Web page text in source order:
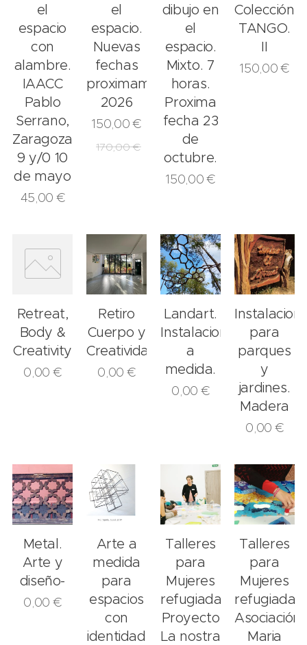
el
espacio
con
alambre.
IAACC
Pablo
Serrano,
Zaragoza.
9 y/0 10
de mayo
45,00 €
el
espacio.
Nuevas
fechas
proximamente.
2026
150,00€
170,00€
dibujo en
el
espacio.
Mixto. 7
horas.
Proxima
fecha 23
de
octubre.
150,00€
Colección
TANGO.
II
150,00€
Retreat,
Body &
Creativity
0,00 €
Retiro
Cuerpo y
Creatividad
0,00 €
Landart.
Instalaciones
a
medida.
0,00 €
para
parques
y
jardines.
Madera
0,00 €
Metal.
Arte y
diseño-
0,00 €
Arte a
medida
para
espacios
con
identidad
Talleres
para
Mujeres
refugiadas.
Proyecto
La nostra
Talleres
para
Mujeres
refugiadas.
Asociación
Maria